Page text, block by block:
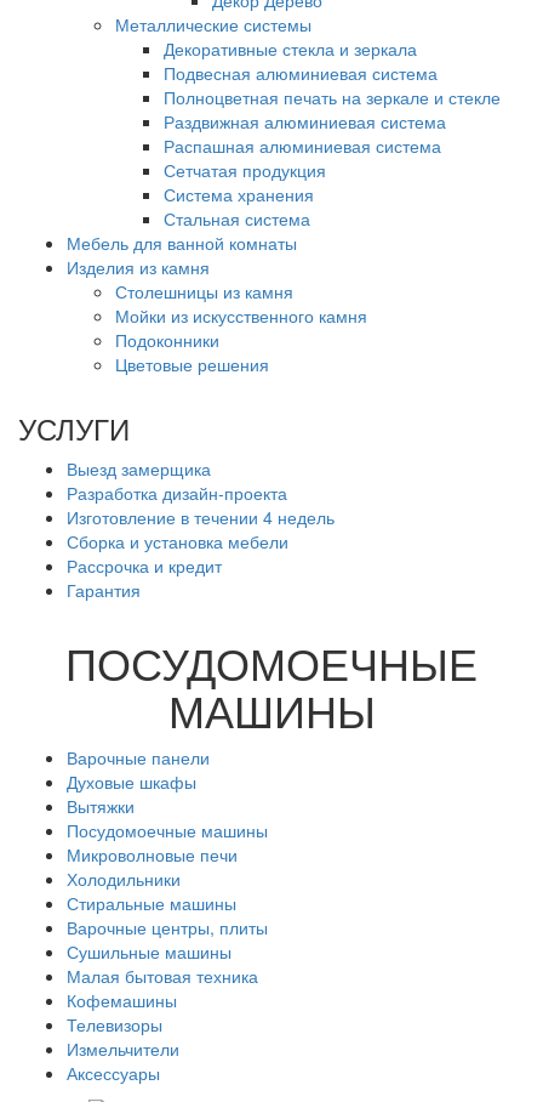
Металлические системы
Декоративные стекла и зеркала
Подвесная алюминиевая система
Полноцветная печать на зеркале и стекле
Раздвижная алюминиевая система
Распашная алюминиевая система
Сетчатая продукция
Система хранения
Стальная система
Мебель для ванной комнаты
Изделия из камня
Столешницы из камня
Мойки из искусственного камня
Подоконники
Цветовые решения
УСЛУГИ
Выезд замерщика
Разработка дизайн-проекта
Изготовление в течении 4 недель
Сборка и установка мебели
Рассрочка и кредит
Гарантия
ПОСУДОМОЕЧНЫЕ
МАШИНЫ
Варочные панели
Духовые шкафы
Вытяжки
Посудомоечные машины
Микроволновые печи
Холодильники
Стиральные машины
Варочные центры, плиты
Сушильные машины
Малая бытовая техника
Кофемашины
Телевизоры
Измельчители
Аксессуары